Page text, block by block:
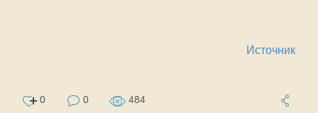
Источник
0 0 484